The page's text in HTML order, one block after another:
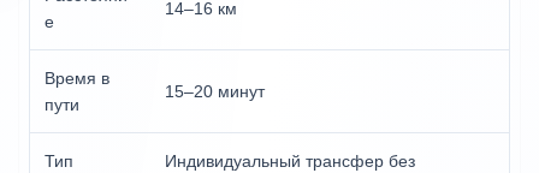
е
14–16 км
Время в
пути
15–20 минут
Тип
Индивидуальный трансфер без